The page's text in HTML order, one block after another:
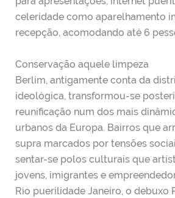
celeridade como aparelhamento
recepção, acomodando até 6
Conservação aquele limpeza
Berlim, antigamente conta da
ideológica, transformou-se
reunificação num dos mais
urbanos da Europa. Bairros que
supra marcados por tensões
sentar-se polos culturais que
jovens, imigrantes e
Rio puerilidade Janeiro, o debuxo